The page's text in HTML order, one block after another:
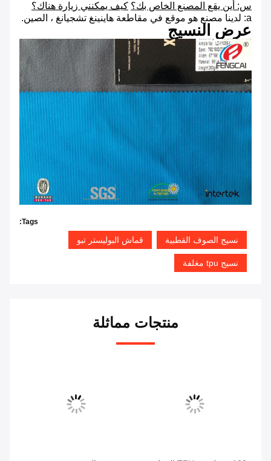
س: أين يقع المصنع الخاص بك؟ كيف يمكنني زيارة هناك؟
a: لدينا مصنع هو موقع في مقاطعة هاينينغ تشجيانغ ، الصين.
عرض النسيج
Tags:
نسيج الصوف القطبية قماش البوليستر تبو
نسيج tpu مغلفة
منتجات مماثلة